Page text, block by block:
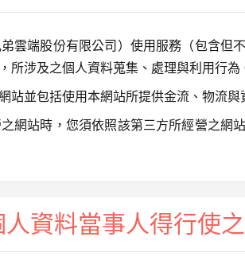
雲端股份有限公司）使用服務（包含但
所涉及之個人資料蒐集、處理與利用行為
站並包括使用本網站所提供金流、物流
網站時，您須依照該第三方所經營之網
人資料當事人得行使